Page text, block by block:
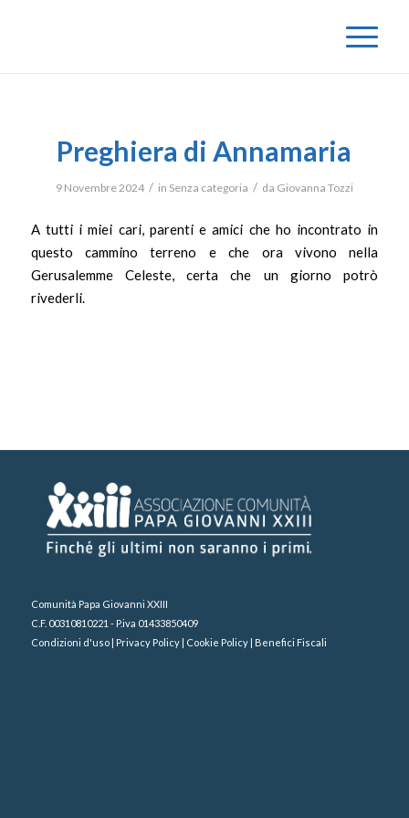
Preghiera di Annamaria
9 Novembre 2024 / in Senza categoria / da Giovanna Tozzi
A tutti i miei cari, parenti e amici che ho incontrato in
questo cammino terreno e che ora vivono nella
Gerusalemme Celeste, certa che un giorno potrò
rivederli.
Comunità Papa Giovanni XXIII
C.F. 00310810221 - P.iva 01433850409
Condizioni d'uso| Privacy Policy| Cookie Policy| Benefici Fiscali